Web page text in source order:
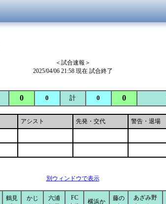
＜試合速報＞
2025/04/06 21:58 現在 試合終了
0 0 計 0 0
アシスト 先発・交代 警告・退場
別ウィンドウで表示
鶴見
かじ
六浦
FC
横浜か
藤の
あざみ野